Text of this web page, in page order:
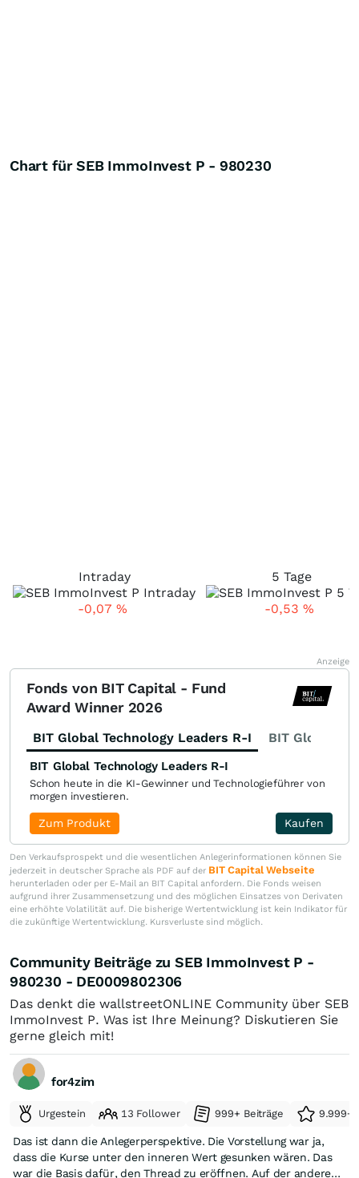
Chart für SEB ImmoInvest P - 980230
Intraday
-0,07 %
5 Tage
-0,53 %
Anzeige
Fonds von BIT Capital - Fund
Award Winner 2026
BIT Global Technology Leaders R-I BIT Global
BIT Global Technology Leaders R-I
Schon heute in die KI-Gewinner und Technologieführer von
morgen investieren.
Kaufen
Zum Produkt
Den Verkaufsprospekt und die wesentlichen Anlegerinformationen können Sie
jederzeit in deutscher Sprache als PDF auf der BIT Capital Webseite
herunterladen oder per E-Mail an BIT Capital anfordern. Die Fonds weisen
aufgrund ihrer Zusammensetzung und des möglichen Einsatzes von Derivaten
eine erhöhte Volatilität auf. Die bisherige Wertentwicklung ist kein Indikator für
die zukünftige Wertentwicklung. Kursverluste sind möglich.
Community Beiträge zu SEB ImmoInvest P -
980230 - DE0009802306
Das denkt die wallstreetONLINE Community über SEB
ImmoInvest P. Was ist Ihre Meinung? Diskutieren Sie
gerne gleich mit!
for4zim
Urgestein 13 Follower 999+ Beiträge 9.999+
Das ist dann die Anlegerperspektive. Die Vorstellung war ja,
dass die Kurse unter den inneren Wert gesunken wären. Das
war die Basis dafür, den Thread zu eröffnen. Auf der anderen